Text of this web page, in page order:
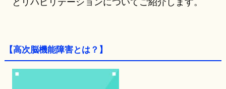
【高次脳機能障害とは？】